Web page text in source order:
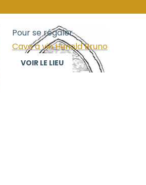
Pour se régaler
Cave à vin Hunold Bruno
VOIR LE LIEU